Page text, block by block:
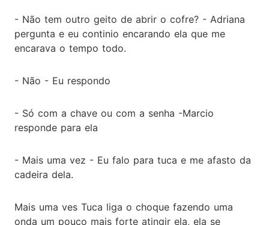
- Não tem outro geito de abrir o cofre? - Adriana
pergunta e eu continio encarando ela que me
encarava o tempo todo.
- Não - Eu respondo
- Só com a chave ou com a senha -Marcio
responde para ela
- Mais uma vez - Eu falo para tuca e me afasto da
cadeira dela.
Mais uma ves Tuca liga o choque fazendo uma
onda um pouco mais forte atingir ela, ela se